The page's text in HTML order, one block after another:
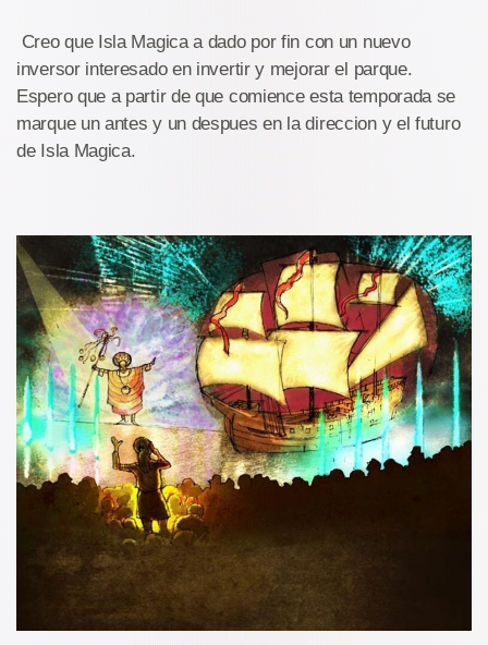
Creo que Isla Magica a dado por fin con un nuevo
inversor interesado en invertir y mejorar el parque.
Espero que a partir de que comience esta temporada se
marque un antes y un despues en la direccion y el futuro
de Isla Magica.